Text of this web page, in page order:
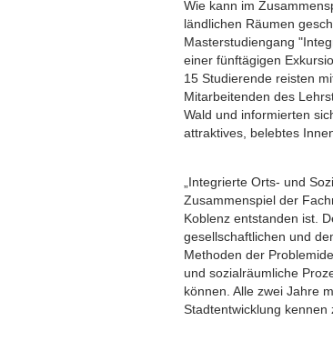
Wie kann im
ländlichen Räumen
Masterstudiengang
einer fünftägigen
15 Studierende reisten
Mitarbeitenden des
Wald und informierten
attraktives, belebtes
„Integrierte Orts- und
Zusammenspiel der
Koblenz entstanden ist.
gesellschaftlichen und
Methoden der
und sozialräumliche
können. Alle zwei Jahre
Stadtentwicklung kennen